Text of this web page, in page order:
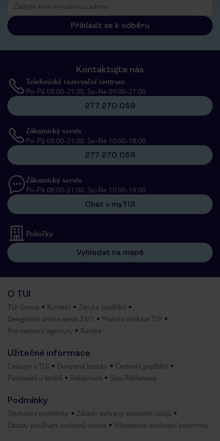
Přihlásit se k odběru
Kontaktujte nás
Telefonické rezervační centrum
Po-Pá 08:00-21:00, So-Ne 09:00-21:00
277 270 059
Zákaznický servis
Po-Pá 08:00-21:00, So-Ne 10:00-18:00
277 270 059
Zákaznický servis
Po-Pá 08:00-21:00, So-Ne 10:00-18:00
Chat v myTUI
Pobočky
Vyhledat na mapě
O TUI
TUI Group Kontakt
Záruka pojištění
Delegátský online servis 24/7
Mobilní aplikace TUI
Pro cestovní agentury
Kariéra
Užitečné informace
Cestujte s TUI Dovolená letecky
Cestovní pojištění
Parkování u letiště
Reklamace Stav Reklamace
Podmínky
Obchodní podmínky
Zásady ochrany osobních údajů
Zásady používání souborů cookie
Všeobecné obchodní podmínky